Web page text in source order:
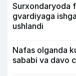
Surxondaryoda
gvardiyaga
ushlandi
Nafas olganda
sababi va davo